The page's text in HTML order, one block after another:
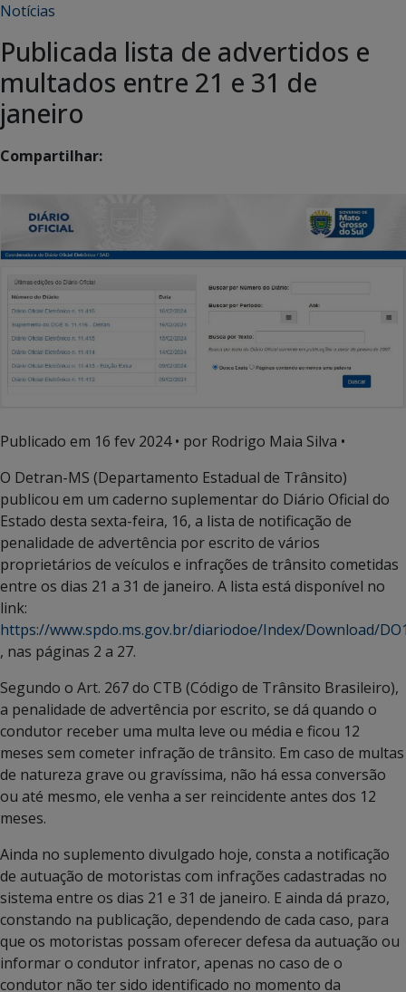
Notícias
Publicada lista de advertidos e
multados entre 21 e 31 de
janeiro
Compartilhar:
Publicado em 16 fev 2024• por Rodrigo Maia Silva •
O Detran-MS (Departamento Estadual de Trânsito)
publicou em um caderno suplementar do Diário Oficial do
Estado desta sexta-feira, 16, a lista de notificação de
penalidade de advertência por escrito de vários
proprietários de veículos e infrações de trânsito cometidas
entre os dias 21 a 31 de janeiro. A lista está disponível no
link:
https://www.spdo.ms.gov.br/diariodoe/Index/Download/
, nas páginas 2 a 27.
Segundo o Art. 267 do CTB (Código de Trânsito Brasileiro),
a penalidade de advertência por escrito, se dá quando o
condutor receber uma multa leve ou média e ficou 12
meses sem cometer infração de trânsito. Em caso de multas
de natureza grave ou gravíssima, não há essa conversão
ou até mesmo, ele venha a ser reincidente antes dos 12
meses.
Ainda no suplemento divulgado hoje, consta a notificação
de autuação de motoristas com infrações cadastradas no
sistema entre os dias 21 e 31 de janeiro. E ainda dá prazo,
constando na publicação, dependendo de cada caso, para
que os motoristas possam oferecer defesa da autuação ou
informar o condutor infrator, apenas no caso de o
condutor não ter sido identificado no momento da